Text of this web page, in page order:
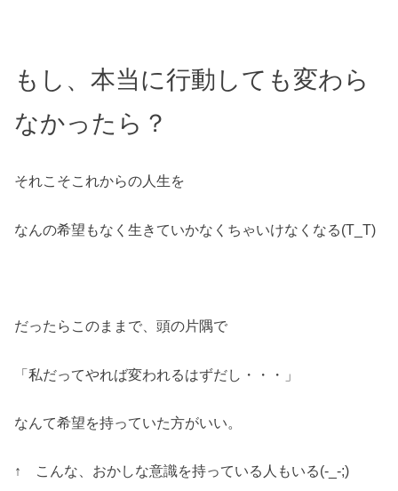
もし、本当に行動しても変わら
なかったら？
それこそこれからの人生を
なんの希望もなく生きていかなくちゃいけなくなる(T_T)
だったらこのままで、頭の片隅で
「私だってやれば変われるはずだし・・・」
なんて希望を持っていた方がいい。
↑ こんな、おかしな意識を持っている人もいる(-_-;)